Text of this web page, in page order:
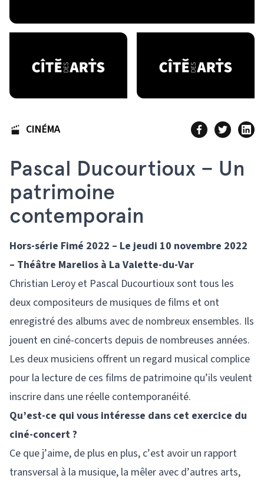
CINÉMA
Pascal Ducourtioux – Un
patrimoine
contemporain
Hors-série Fimé 2022 – Le jeudi 10 novembre 2022
– Théâtre Marelios à La Valette-du-Var
Christian Leroy et Pascal Ducourtioux sont tous les
deux compositeurs de musiques de films et ont
enregistré des albums avec de nombreux ensembles. Ils
jouent en ciné-concerts depuis de nombreuses années.
Les deux musiciens offrent un regard musical complice
pour la lecture de ces films de patrimoine qu’ils veulent
inscrire dans une réelle contemporanéité.
Qu’est-ce qui vous intéresse dans cet exercice du
ciné-concert ?
Ce que j’aime, de plus en plus, c’est avoir un rapport
transversal à la musique, la mêler avec d’autres arts,